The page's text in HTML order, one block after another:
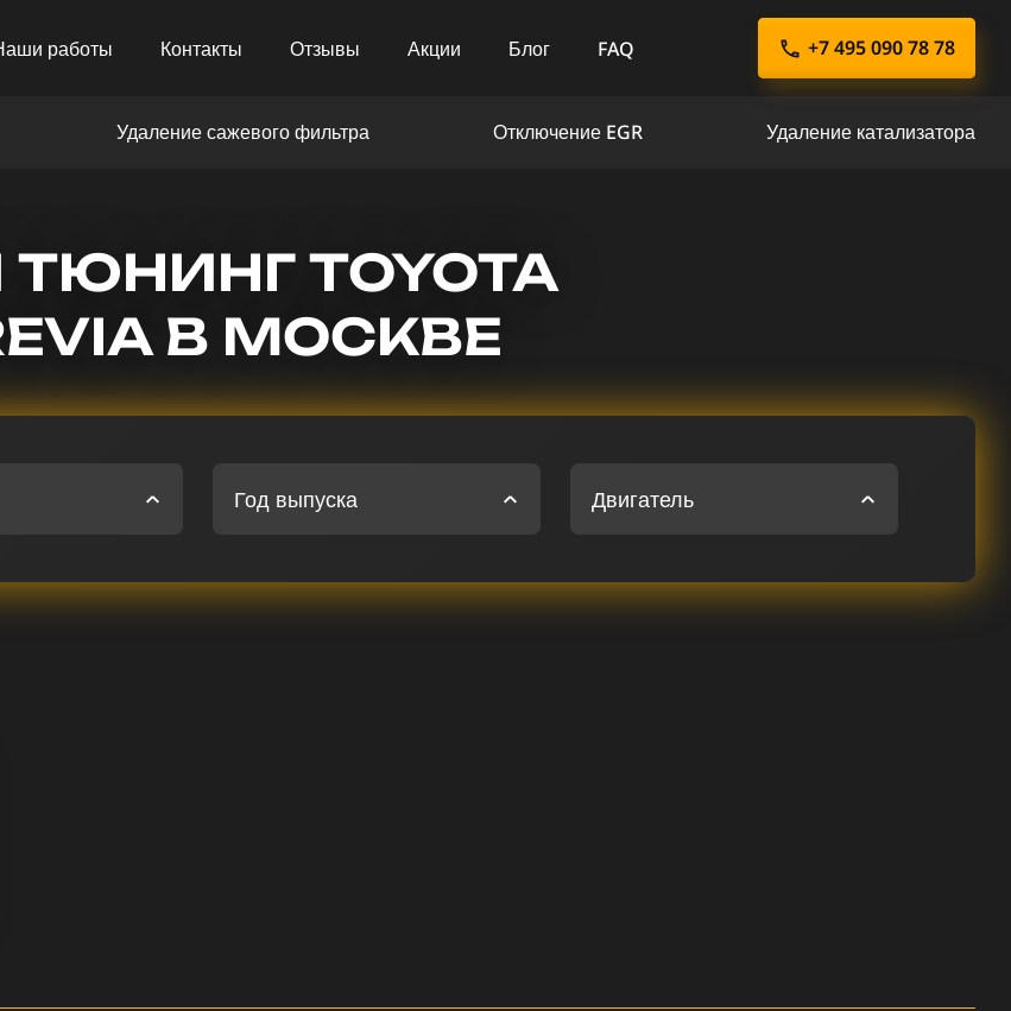
работы Контакты Отзывы Акции Блог FAQ +7 495 090 78 78
Удаление сажевого фильтра Отключение EGR Удаление катализатора
TOYOTA
В МОСКВЕ
Год выпуска Двигатель